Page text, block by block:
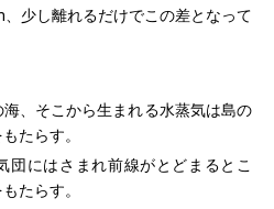
少し離れるだけでこの差となって
、そこから生まれる水蒸気は島の
たらす。
団にはさまれ前線がとどまるとこ
たらす。